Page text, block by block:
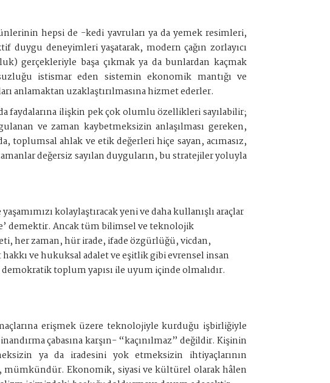
hepsi de -kedi yavruları ya da yemek resimleri,
deneyimleri yaşatarak, modern çağın zorlayıcı
gerçekleriyle başa çıkmak ya da bunlardan kaçmak
istismar eden sistemin ekonomik mantığı ve
anlamaktan uzaklaştırılmasına hizmet ederler.
faydalarına ilişkin pek çok olumlu özellikleri sayılabilir;
ve zaman kaybetmeksizin anlaşılması gereken,
toplumsal ahlak ve etik değerleri hiçe sayan, acımasız,
değersiz sayılan duyguların, bu stratejiler yoluyla
kolaylaştıracak yeni ve daha kullanışlı araçlar
demektir. Ancak tüm bilimsel ve teknolojik
her zaman, hür irade, ifade özgürlüğü, vicdan,
ve hukuksal adalet ve eşitlik gibi evrensel insan
toplum yapısı ile uyum içinde olmalıdır.
erişmek üzere teknolojiyle kurduğu işbirliğiyle
çabasına karşın- “kaçınılmaz” değildir. Kişinin
ya da iradesini yok etmeksizin ihtiyaçlarının
mümkündür. Ekonomik, siyasi ve kültürel olarak hâlen